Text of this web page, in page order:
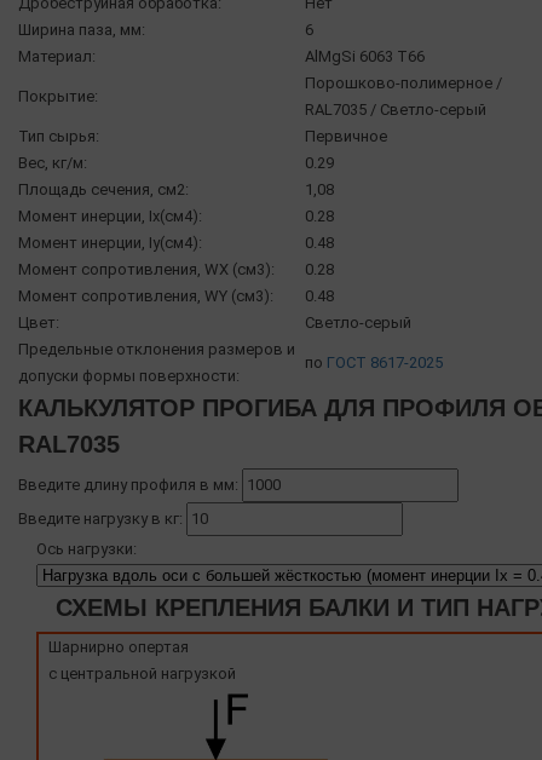
Ширина паза, мм:
6
Материал:
AlMgSi 6063 Т66
Покрытие:
Порошково-полимерное /
RAL7035 / Светло-серый
Тип сырья:
Первичное
Вес, кг/м:
0.29
Площадь сечения, см2:
1,08
Момент инерции, Ix(см4):
0.28
Момент инерции, Iy(см4):
0.48
Момент сопротивления, WX (см3):
0.28
Момент сопротивления, WY (см3):
0.48
Цвет:
Светло-серый
Предельные отклонения размеров и
допуски формы поверхности:
по ГОСТ 8617-2025
КАЛЬКУЛЯТОР ПРОГИБА ДЛЯ ПРОФИЛЯ
RAL7035
Введите длину профиля в мм:
Введите нагрузку в кг:
Ось нагрузки:
СХЕМЫ КРЕПЛЕНИЯ БАЛКИ И ТИП
Шарнирно опертая
с центральной нагрузкой